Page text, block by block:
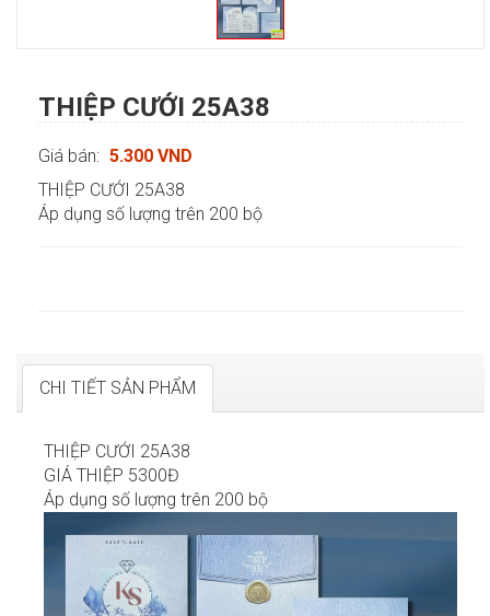
THIỆP CƯỚI 25A38
Giá bán: 5.300 VND
THIỆP CƯỚI 25A38
Áp dụng số lượng trên 200 bộ
CHI TIẾT SẢN PHẨM
THIỆP CƯỚI 25A38
GIÁ THIỆP 5300Đ
Áp dụng số lượng trên 200 bộ